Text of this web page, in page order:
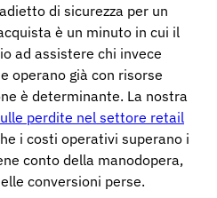
di sicurezza per un
è un minuto in cui il
ad assistere chi invece
operano già con risorse
è determinante. La nostra
perdite nel settore retail
i costi operativi superano i
conto della manodopera,
conversioni perse.